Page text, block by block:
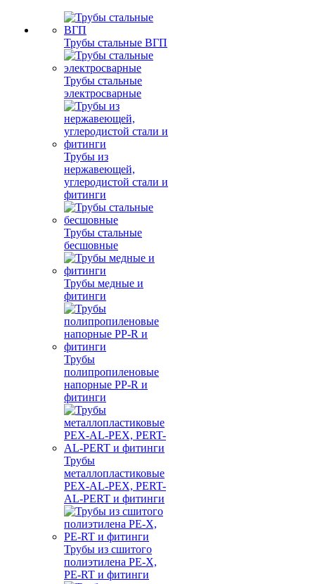
Трубы стальные ВГП
Трубы стальные
электросварные
Трубы из
нержавеющей,
углеродистой стали и
фитинги
Трубы стальные
бесшовные
Трубы медные и
фитинги
Трубы
полипропиленовые
напорные PP-R и
фитинги
Трубы
металлопластиковые
PEX-AL-PEX, PERT-
AL-PERT и фитинги
Трубы из сшитого
полиэтилена PE-X,
PE-RT и фитинги